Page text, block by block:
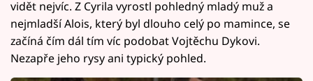
vidět nejvíc. Z Cyrila vyrostl pohledný mladý muž a
nejmladší Alois, který byl dlouho celý po mamince, se
začíná čím dál tím víc podobat Vojtěchu Dykovi.
Nezapře jeho rysy ani typický pohled.